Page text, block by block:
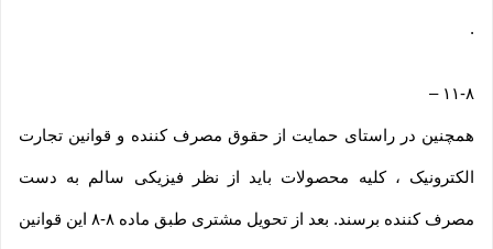
.
۱۱-۸ –
همچنین در راستای حمایت از حقوق مصرف کننده و قوانین تجارت
الکترونیک ، کلیه محصولات باید از نظر فیزیکی سالم به دست
مصرف کننده برسند. بعد از تحویل مشتری طبق ماده ۸-۸ این قوانین